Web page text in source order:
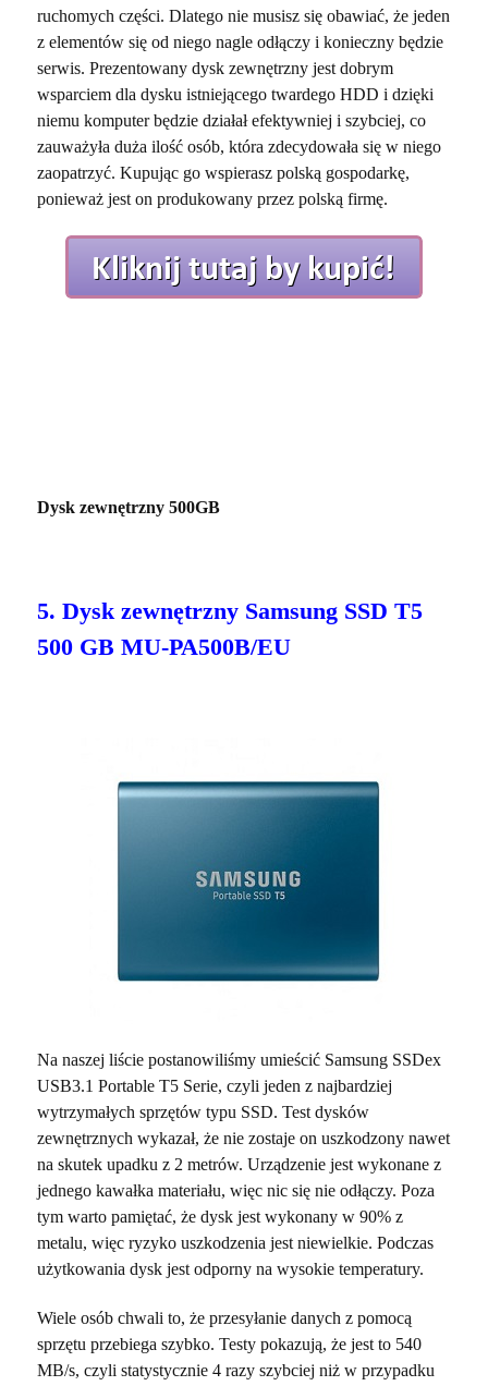
ruchomych części. Dlatego nie musisz się obawiać, że jeden
z elementów się od niego nagle odłączy i konieczny będzie
serwis. Prezentowany dysk zewnętrzny jest dobrym
wsparciem dla dysku istniejącego twardego HDD i dzięki
niemu komputer będzie działał efektywniej i szybciej, co
zauważyła duża ilość osób, która zdecydowała się w niego
zaopatrzyć. Kupując go wspierasz polską gospodarkę,
ponieważ jest on produkowany przez polską firmę.
Dysk zewnętrzny 500GB
5. Dysk zewnętrzny Samsung SSD T5
500 GB MU-PA500B/EU
Na naszej liście postanowiliśmy umieścić Samsung SSDex
USB3.1 Portable T5 Serie, czyli jeden z najbardziej
wytrzymałych sprzętów typu SSD. Test dysków
zewnętrznych wykazał, że nie zostaje on uszkodzony nawet
na skutek upadku z 2 metrów. Urządzenie jest wykonane z
jednego kawałka materiału, więc nic się nie odłączy. Poza
tym warto pamiętać, że dysk jest wykonany w 90% z
metalu, więc ryzyko uszkodzenia jest niewielkie. Podczas
użytkowania dysk jest odporny na wysokie temperatury.
Wiele osób chwali to, że przesyłanie danych z pomocą
sprzętu przebiega szybko. Testy pokazują, że jest to 540
MB/s, czyli statystycznie 4 razy szybciej niż w przypadku